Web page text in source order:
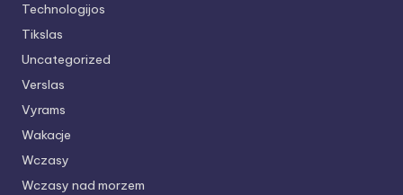
Technologijos
Tikslas
Uncategorized
Verslas
Vyrams
Wakacje
Wczasy
Wczasy nad morzem